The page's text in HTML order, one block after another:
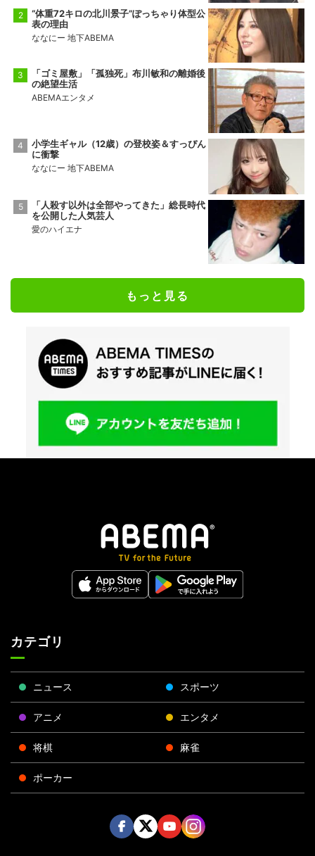
“体重72キロの北川景子”ぽっちゃり体型公
表の理由
ななにー 地下ABEMA
「ゴミ屋敷」「孤独死」布川敏和の離婚後
の絶望生活
ABEMAエンタメ
小学生ギャル（12歳）の登校姿＆すっぴん
に衝撃
ななにー 地下ABEMA
「人殺す以外は全部やってきた」総長時代
を公開した人気芸人
愛のハイエナ
もっと見る
カテゴリ
ニュース スポーツ
アニメ エンタメ
将棋 麻雀
ポーカー